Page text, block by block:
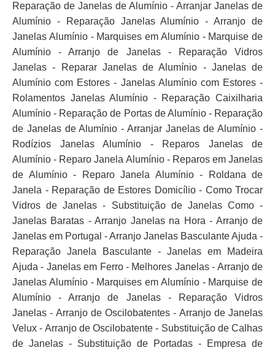
Reparação de Janelas de Alumínio - Arranjar Janelas de
Alumínio - Reparação Janelas Alumínio - Arranjo de
Janelas Alumínio - Marquises em Alumínio - Marquise de
Alumínio - Arranjo de Janelas - Reparação Vidros
Janelas - Reparar Janelas de Alumínio - Janelas de
Alumínio com Estores - Janelas Alumínio com Estores -
Rolamentos Janelas Alumínio - Reparação Caixilharia
Alumínio - Reparação de Portas de Alumínio - Reparação
de Janelas de Alumínio - Arranjar Janelas de Alumínio -
Rodízios Janelas Alumínio - Reparos Janelas de
Alumínio - Reparo Janela Alumínio - Reparos em Janelas
de Alumínio - Reparo Janela Alumínio - Roldana de
Janela - Reparação de Estores Domicílio - Como Trocar
Vidros de Janelas - Substituição de Janelas Como -
Janelas Baratas - Arranjo Janelas na Hora - Arranjo de
Janelas em Portugal - Arranjo Janelas Basculante Ajuda -
Reparação Janela Basculante - Janelas em Madeira
Ajuda - Janelas em Ferro - Melhores Janelas - Arranjo de
Janelas Alumínio - Marquises em Alumínio - Marquise de
Alumínio - Arranjo de Janelas - Reparação Vidros
Janelas - Arranjo de Oscilobatentes - Arranjo de Janelas
Velux - Arranjo de Oscilobatente - Substituição de Calhas
de Janelas - Substituição de Portadas - Empresa de